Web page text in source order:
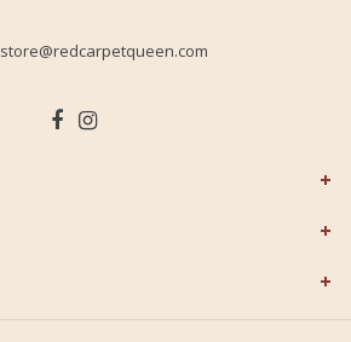
store@redcarpetqueen.com